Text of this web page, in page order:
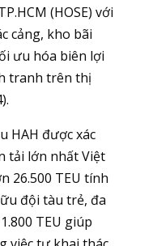
(HOSE) với
cảng, kho bãi
ưu hóa biên lợi
tranh trên thị
HAH được xác
tải lớn nhất Việt
26.500 TEU tính
đội tàu trẻ, đa
TEU giúp